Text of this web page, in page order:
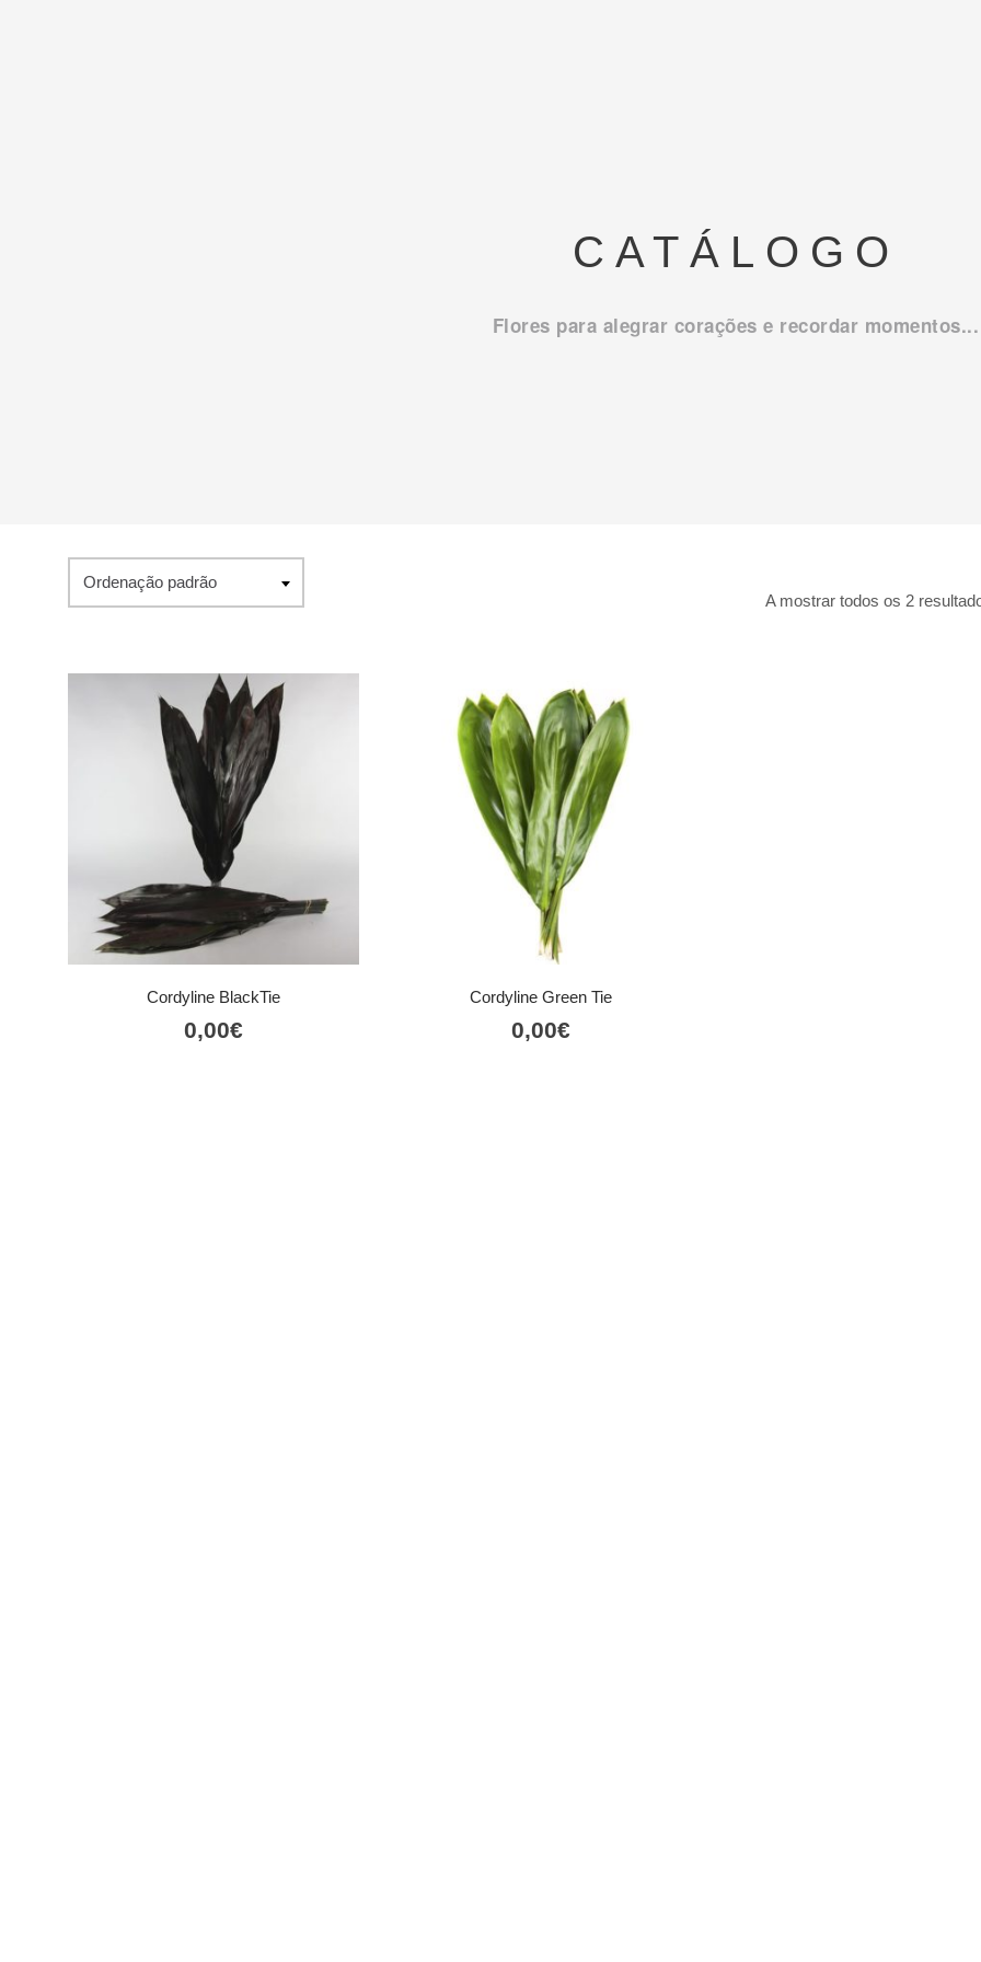
CATÁLOGO
Flores para alegrar corações e recordar momentos...
A mostrar todos os 2
Ordenação padrão
Cordyline BlackTie
0,00€
Cordyline Green Tie
0,00€